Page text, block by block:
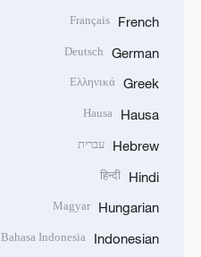
French
Français
German
Deutsch
Greek
Ελληνικά
Hausa
Hausa
Hebrew עברית
Hindi
हिन्दी
Hungarian
Magyar
Indonesian
Bahasa Indonesia